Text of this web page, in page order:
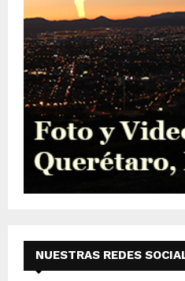
NUESTRAS REDES